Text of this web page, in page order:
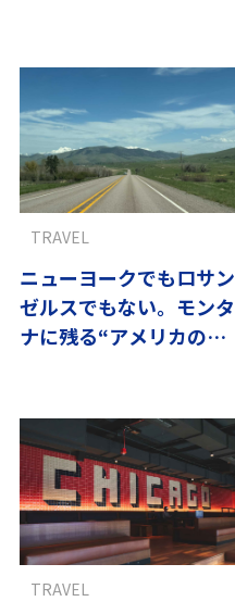
ニューヨークでもロサン
ゼルスでもない。モンタ
ナに残る“アメリカの原
TRAVEL
TRAVEL